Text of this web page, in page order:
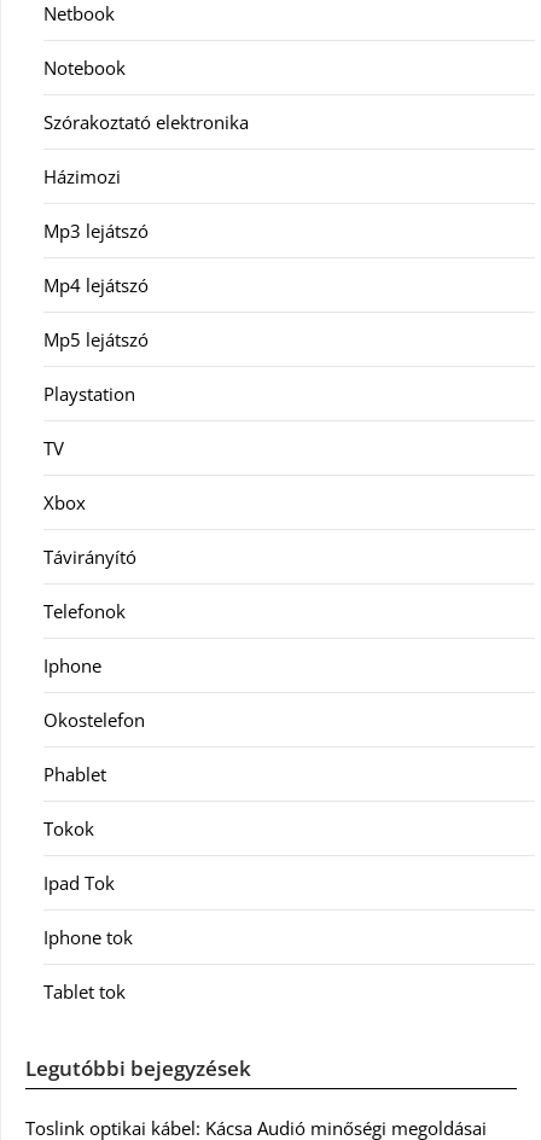
Netbook
Notebook
Szórakoztató elektronika
Házimozi
Mp3 lejátszó
Mp4 lejátszó
Mp5 lejátszó
Playstation
TV
Xbox
Távirányító
Telefonok
Iphone
Okostelefon
Phablet
Tokok
Ipad Tok
Iphone tok
Tablet tok
Legutóbbi bejegyzések
Toslink optikai kábel: Kácsa Audió minőségi megoldásai